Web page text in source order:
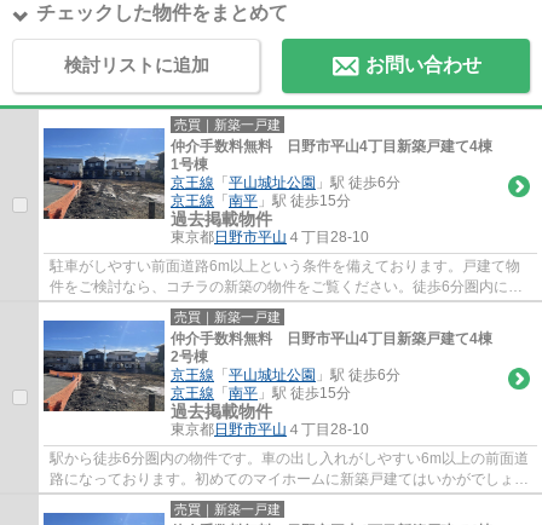
チェックした物件をまとめて
検討リストに追加 お問い合わせ
売買｜新築一戸建
仲介手数料無料 日野市平山4丁目新築戸建て4棟
1号棟
京王線 「 平山城址公園 」駅 徒歩6分
京王線 「 南平 」駅 徒歩15分
過去掲載物件
東京都日野市平山 ４丁目28-10
駐車がしやすい前面道路6m以上という条件を備えております。戸建て物
件をご検討なら、コチラの新築の物件をご覧ください。徒歩6分圏内に駅
のある物件です。京王線平山城址公園周辺の物...
売買｜新築一戸建
仲介手数料無料 日野市平山4丁目新築戸建て4棟
2号棟
京王線 「 平山城址公園 」駅 徒歩6分
京王線 「 南平 」駅 徒歩15分
過去掲載物件
東京都日野市平山 ４丁目28-10
駅から徒歩6分圏内の物件です。車の出し入れがしやすい6m以上の前面道
路になっております。初めてのマイホームに新築戸建てはいかがでしょう
か。当社までは、メールchuo-dwell@kbh.big...
売買｜新築一戸建